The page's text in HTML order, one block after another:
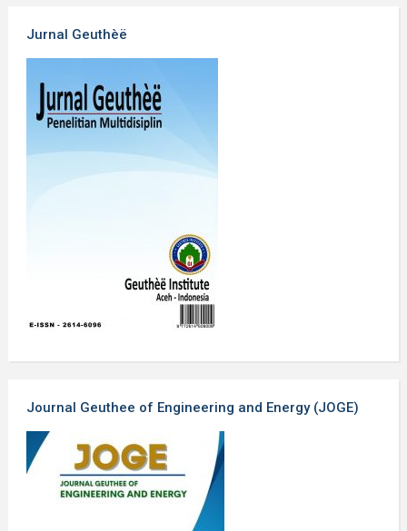
Jurnal Geuthèë
Journal Geuthee of Engineering and Energy (JOGE)